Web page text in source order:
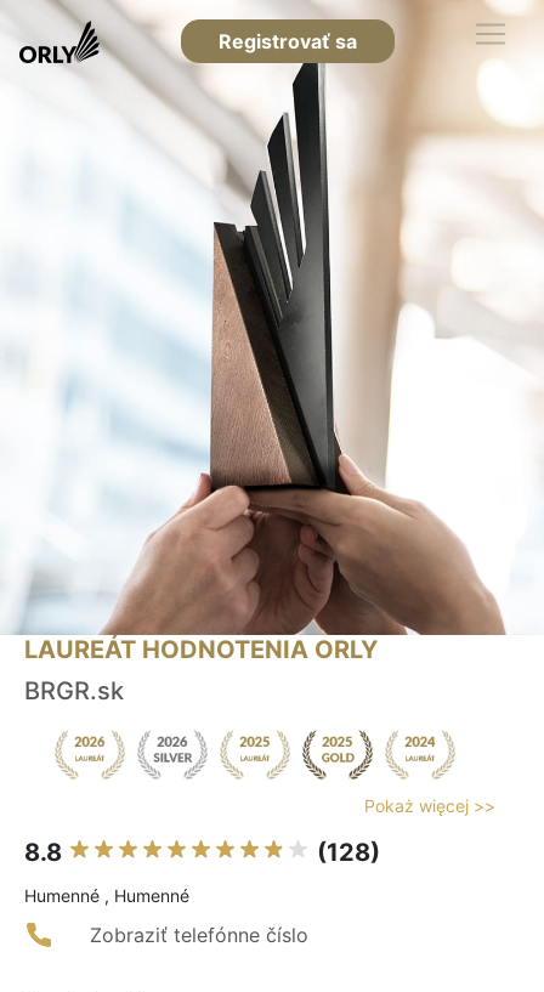
Registrovať sa
LAUREÁT HODNOTENIA ORLY
BRGR.sk
Pokaż więcej >>
8.8 (128)
Humenné , Humenné
Zobraziť telefónne číslo